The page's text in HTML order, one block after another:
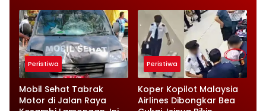
Sorotan
Rumah
Peristiwa
Mobil Sehat Tabrak
Motor di Jalan Raya
Peristiwa
Koper Kopilot Malaysia
Airlines Dibongkar Bea